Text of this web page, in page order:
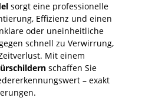
sorgt eine professionelle
Effizienz und einen
oder uneinheitliche
schnell zu Verwirrung,
Mit einem
schaffen Sie
– exakt